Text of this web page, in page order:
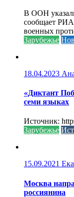
В ООН
сообщает РИА
военных
Зарубежье
18.04.2023
«Диктант
семи языках
Источник:
Зарубежье
15.09.2021
Москва
россиянина